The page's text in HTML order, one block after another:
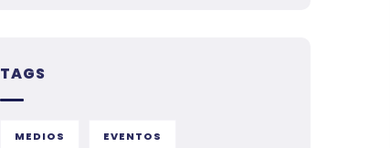
TAGS
MEDIOS EVENTOS